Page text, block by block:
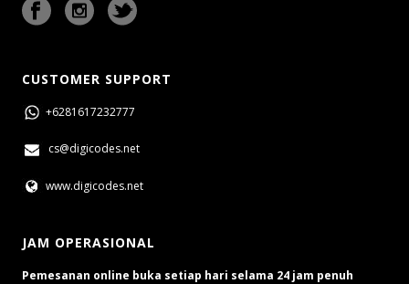
CUSTOMER SUPPORT
+6281617232777
cs@digicodes.net
www.digicodes.net
JAM OPERASIONAL
Pemesanan online buka setiap hari selama 24 jam penuh